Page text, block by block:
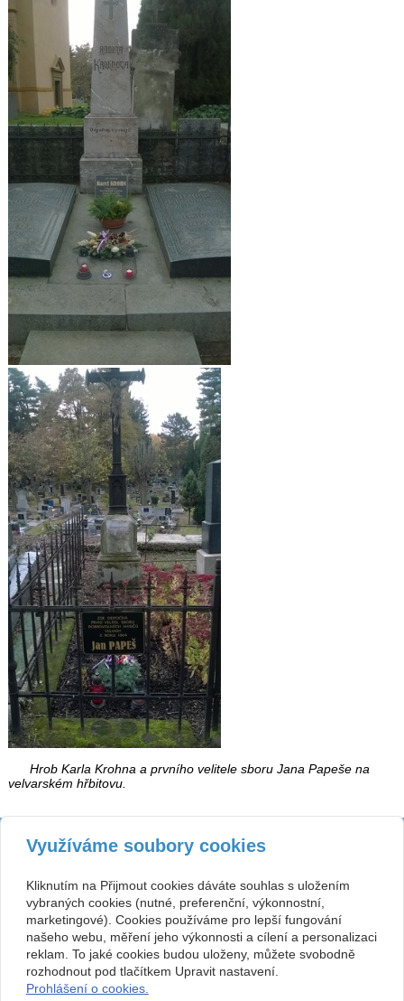
Hrob Karla Krohna a prvního velitele sboru Jana Papeše na
velvarském hřbitovu.
Kontakt
SH ČMS - Sbor dobrovolných
spolek,
se sídlem Karla Krohna 270,
273 24 Velvary
00874043
hasici.velvary@seznam.cz
www.sdhvelvary.cz
ID datové schránky: qsm3p3v
Facebook: Hasiči Velvary
Č.účtu: 387496329 / 0800
Nejsme plátci DPH.
Spolek je právní osobnost
zapsaná v rejstříku spolků oddíl
Využíváme soubory cookies
Kliknutím na Přijmout cookies dáváte souhlas s uložením
vybraných cookies (nutné, preferenční, výkonnostní,
marketingové). Cookies používáme pro lepší fungování
našeho webu, měření jeho výkonnosti a cílení a personalizaci
reklam. To jaké cookies budou uloženy, můžete svobodně
rozhodnout pod tlačítkem Upravit nastavení.
Prohlášení o cookies.